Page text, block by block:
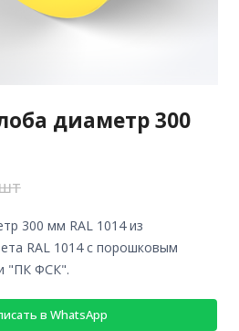
диаметр 300
RAL 1014 с порошковым
"ПК ФСК".
в WhatsApp